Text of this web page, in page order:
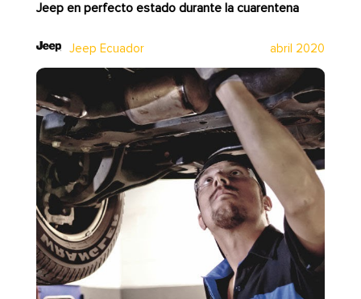
Jeep en perfecto estado durante la cuarentena
Jeep Ecuador abril 2020